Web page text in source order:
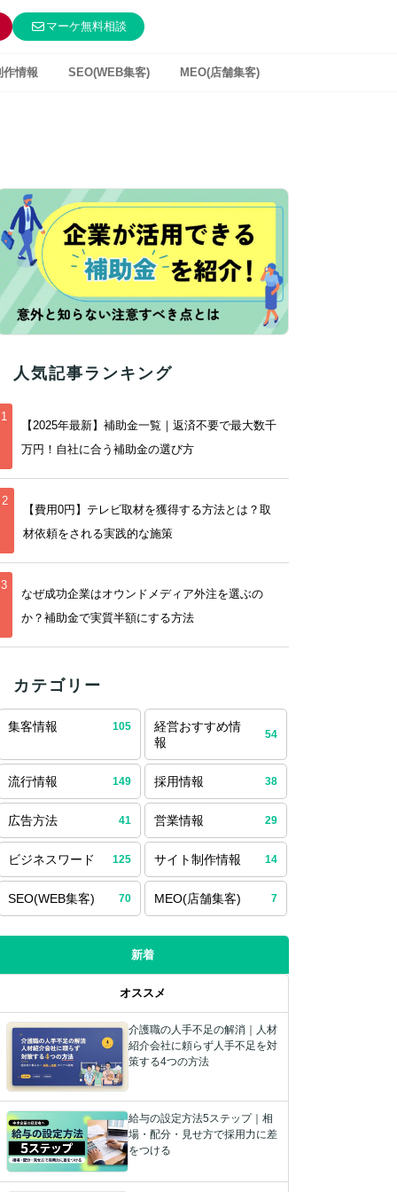
マーケ無料相談
作情報 SEO(WEB集客) MEO(店舗集客)
人気記事ランキング
1
【2025年最新】補助金一覧｜返済不要で最大数千
万円！自社に合う補助金の選び方
2
【費用0円】テレビ取材を獲得する方法とは？取
材依頼をされる実践的な施策
3
なぜ成功企業はオウンドメディア外注を選ぶの
か？補助金で実質半額にする方法
カテゴリー
集客情報 105
経営おすすめ情
報
54
流行情報 149 採用情報 38
広告方法 41 営業情報 29
ビジネスワード 125 サイト制作情報 14
SEO(WEB集客) 70 MEO(店舗集客) 7
新着
オススメ
介護職の人手不足の解消｜人材
紹介会社に頼らず人手不足を対
策する4つの方法
給与の設定方法5ステップ｜相
場・配分・見せ方で採用力に差
をつける